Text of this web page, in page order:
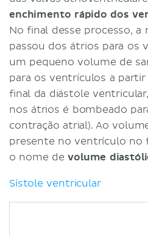
enchimento rápido dos
No final desse processo, a
passou dos átrios para os
um pequeno volume de
para os ventrículos a partir
final da diástole
nos átrios é bombeado
contração atrial). Ao
presente no ventrículo no
o nome devolume
Sístole ventricular